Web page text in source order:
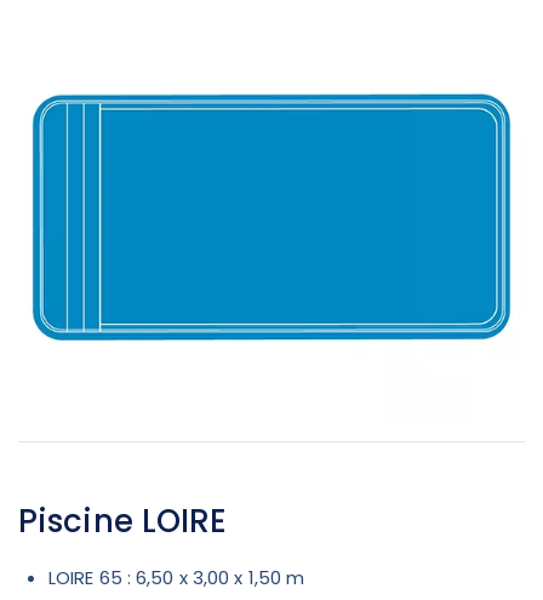
Piscine LOIRE
LOIRE 65 : 6,50 x 3,00 x 1,50 m